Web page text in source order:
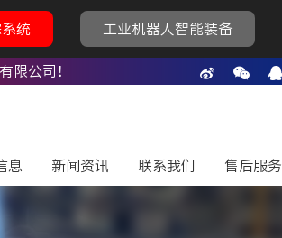
统 工业机器人智能装备
限公司！
息 新闻资讯 联系我们 售后服务